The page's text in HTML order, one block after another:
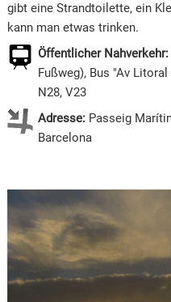
gibt eine Strandtoilette, ein
kann man etwas trinken.
Öffentlicher Nahverkehr:
Fußweg), Bus "Av
N28, V23
Adresse:Passeig
Barcelona